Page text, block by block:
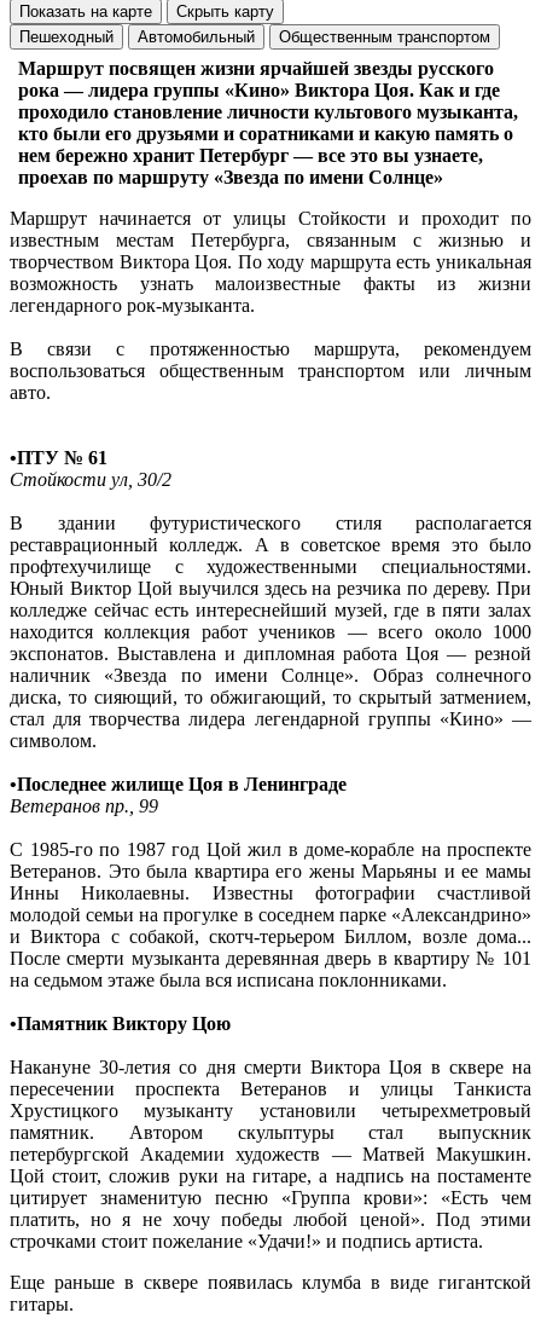
Показать на карте
Скрыть карту
Пешеходный
Автомобильный Общественным транспортом
Маршрут посвящен жизни ярчайшей звезды русского
рока — лидера группы «Кино» Виктора Цоя. Как и где
проходило становление личности культового музыканта,
кто были его друзьями и соратниками и какую память о
нем бережно хранит Петербург — все это вы узнаете,
проехав по маршруту «Звезда по имени Солнце»
Маршрут начинается от улицы Стойкости и проходит по
известным местам Петербурга, связанным с жизнью и
творчеством Виктора Цоя. По ходу маршрута есть уникальная
возможность узнать малоизвестные факты из жизни
легендарного рок-музыканта.
В связи с протяженностью маршрута, рекомендуем
воспользоваться общественным транспортом или личным
авто.
•ПТУ № 61
Стойкости ул, 30/2
В здании футуристического стиля располагается
реставрационный колледж. А в советское время это было
профтехучилище с художественными специальностями.
Юный Виктор Цой выучился здесь на резчика по дереву. При
колледже сейчас есть интереснейший музей, где в пяти залах
находится коллекция работ учеников — всего около 1000
экспонатов. Выставлена и дипломная работа Цоя — резной
наличник «Звезда по имени Солнце». Образ солнечного
диска, то сияющий, то обжигающий, то скрытый затмением,
стал для творчества лидера легендарной группы «Кино» —
символом.
•Последнее жилище Цоя в Ленинграде
Ветеранов пр., 99
С 1985-го по 1987 год Цой жил в доме-корабле на проспекте
Ветеранов. Это была квартира его жены Марьяны и ее мамы
Инны Николаевны. Известны фотографии счастливой
молодой семьи на прогулке в соседнем парке «Александрино»
и Виктора с собакой, скотч-терьером Биллом, возле дома...
После смерти музыканта деревянная дверь в квартиру № 101
на седьмом этаже была вся исписана поклонниками.
•Памятник Виктору Цою
Накануне 30-летия со дня смерти Виктора Цоя в сквере на
пересечении проспекта Ветеранов и улицы Танкиста
Хрустицкого музыканту установили четырехметровый
памятник. Автором скульптуры стал выпускник
петербургской Академии художеств — Матвей Макушкин.
Цой стоит, сложив руки на гитаре, а надпись на постаменте
цитирует знаменитую песню «Группа крови»: «Есть чем
платить, но я не хочу победы любой ценой». Под этими
строчками стоит пожелание «Удачи!» и подпись артиста.
Еще раньше в сквере появилась клумба в виде гигантской
гитары.